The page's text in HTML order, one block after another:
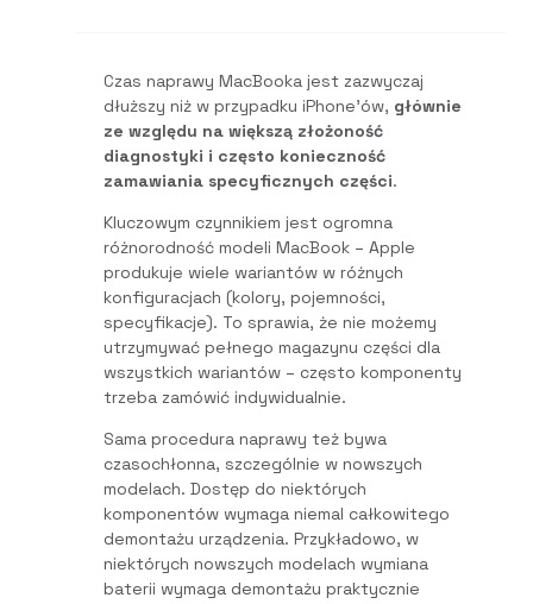
Czas naprawy MacBooka jest zazwyczaj
dłuższy niż w przypadku iPhone’ów, głównie
ze względu na większą złożoność
diagnostyki i często konieczność
zamawiania specyficznych części.
Kluczowym czynnikiem jest ogromna
różnorodność modeli MacBook – Apple
produkuje wiele wariantów w różnych
konfiguracjach (kolory, pojemności,
specyfikacje). To sprawia, że nie możemy
utrzymywać pełnego magazynu części dla
wszystkich wariantów – często komponenty
trzeba zamówić indywidualnie.
Sama procedura naprawy też bywa
czasochłonna, szczególnie w nowszych
modelach. Dostęp do niektórych
komponentów wymaga niemal całkowitego
demontażu urządzenia. Przykładowo, w
niektórych nowszych modelach wymiana
baterii wymaga demontażu praktycznie